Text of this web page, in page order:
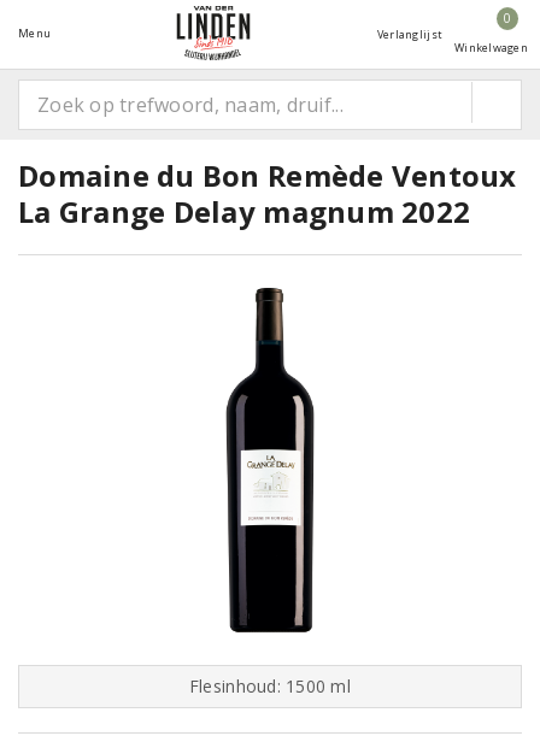
Menu Verlanglijst
0
Winkelwagen
Domaine du Bon Remède Ventoux
La Grange Delay magnum 2022
Flesinhoud: 1500 ml